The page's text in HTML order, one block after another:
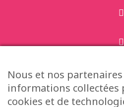
Nous et nos
informations collectées
cookies et de